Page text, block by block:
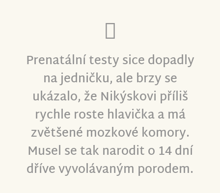
Prenatální testy sice dopadly
na jedničku, ale brzy se
ukázalo, že Nikýskovi příliš
rychle roste hlavička a má
zvětšené mozkové komory.
Musel se tak narodit o 14 dní
dříve vyvolávaným porodem.